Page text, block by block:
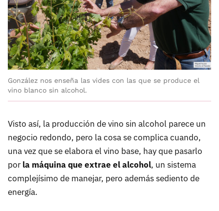
González nos enseña las vides con las que se produce el
vino blanco sin alcohol.
Visto así, la producción de vino sin alcohol parece un
negocio redondo, pero la cosa se complica cuando,
una vez que se elabora el vino base, hay que pasarlo
por la máquina que extrae el alcohol, un sistema
complejísimo de manejar, pero además sediento de
energía.